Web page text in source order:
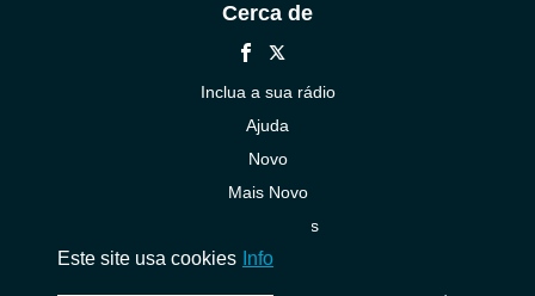
Cerca de
Inclua a sua rádio
Ajuda
Novo
Mais Novo
Contacte-nos
Este site usa cookies Info